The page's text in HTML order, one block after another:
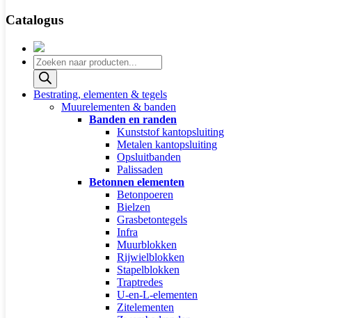
Catalogus
Producten
zoeken
Bestrating, elementen & tegels
Muurelementen & banden
Banden en randen
Kunststof kantopsluiting
Metalen kantopsluiting
Opsluitbanden
Palissaden
Betonnen elementen
Betonpoeren
Bielzen
Grasbetontegels
Infra
Muurblokken
Rijwielblokken
Stapelblokken
Traptredes
U-en-L-elementen
Zitelementen